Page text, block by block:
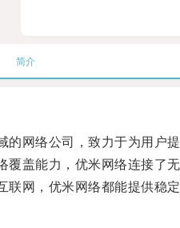
简介
网络公司，致力于为用户提
盖能力，优米网络连接了无
网，优米网络都能提供稳定